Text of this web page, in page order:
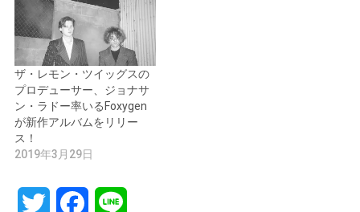
ザ・レモン・ツイッグスの
プロデューサー、ジョナサ
ン・ラドー率いるFoxygen
が新作アルバムをリリー
ス！
2019年3月29日
Twitter Facebook